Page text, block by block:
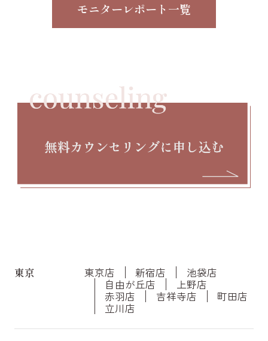
モニターレポート一覧
東京 東京店 新宿店
池袋店
自由が丘店
上野店
赤羽店
吉祥寺店
町田店
立川店